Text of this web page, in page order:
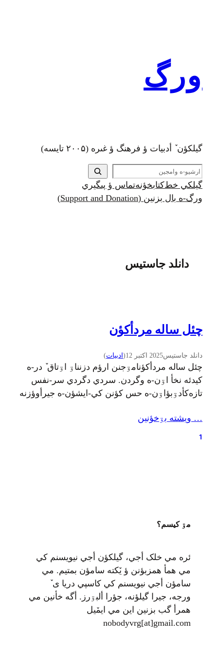
ورگ
گيلکؤن ٚ أدبیات ؤ فرهنگ ؤ غىره (۲۰۰۵ تايسه)
ج
س
ت
ج
گيلکي خطکتابخؤنهتماس ؤ پىگيري
ورگ-ه بال بزنين (Support and Donation)
دانلد جاستیس
چئل ساله مردأکؤن
دانلد جاستيس2025 اکتبر 12 ( ادبيات)
چئل ساله مردأکؤنامۊجنن ارؤم دزنناۊ اۊتاق ٚ در-ه
کيدئه نخأ اۊن-ه وگردن. سردي دگردي سر-نفس
تازه‌کأدۊبؤاۊن-ه حس کؤنن کي-ايشؤن-ه جيرأوؤزنه
اىنه جلفي دلهدۊمرته وأبئننوچه ديم-ه کي تمرين
کأدره دبستن ئبهايواشی، پئر ٚ کراوات-ه، پئر ٚ
… ويشته بۊخؤنين
1
مۊ کيسم؟
ئره مي خلک أجي، گيلکؤن أجي نيويسنم کي
مي همأ همزبؤنن ؤ يٚکته سامؤن بمتيم. مي
سامؤن أجي نيويسنم کي کاسپي دريا ی ٚ
ورجه، جيرا گيلؤنه، جؤرا ألبۊرز. أگه خأنين مي
همرأ گب بزنين اين مي ايمٚیل‌ ‌
nobodyvrg[at]gmail.com